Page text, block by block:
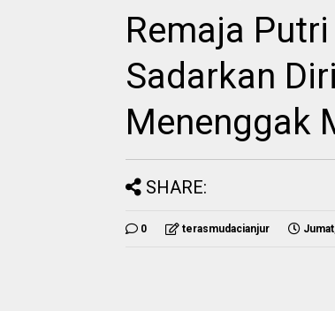
Remaja
Sadarkan
Menenggak
SHARE:
0 terasmudacianjur